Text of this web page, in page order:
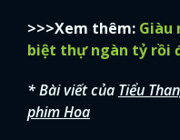
>>>Xem thêm: Giàu
biệt thự ngàn tỷ rồi
* Bài viết của Tiểu
phim Hoa